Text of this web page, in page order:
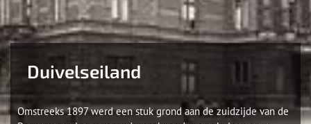
Duivelseiland
Omstreeks 1897 werd een stuk grond aan de zuidzijde van de